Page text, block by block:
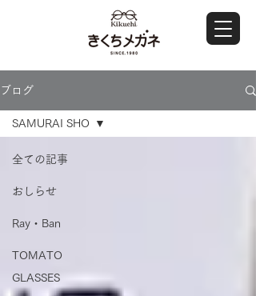
ブログ
全ての記事
おしらせ
Ray・Ban
TOMATO
GLASSES
SAMURAI SHO